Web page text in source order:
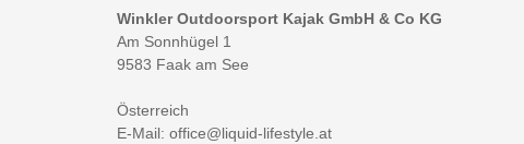
Winkler Outdoorsport Kajak GmbH & Co KG
Am Sonnhügel 1
9583 Faak am See
Österreich
E-Mail: office@liquid-lifestyle.at